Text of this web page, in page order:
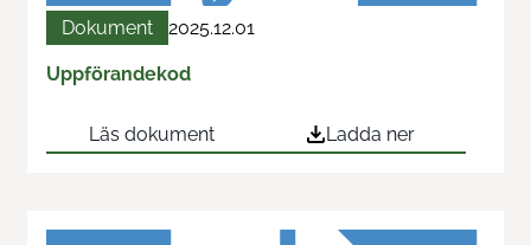
Dokument 2025.12.01
Uppförandekod
Läs dokument Ladda ner